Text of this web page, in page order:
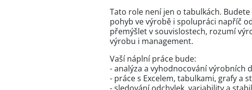
Tato role není jen o tabulkách.
pohyb ve výrobě i spolupráci napříč
přemýšlet v souvislostech, rozumí
výrobu i management.
Vaší náplní práce bude:
- analýza a vyhodnocování výrobních
- práce s Excelem, tabulkami, grafy a